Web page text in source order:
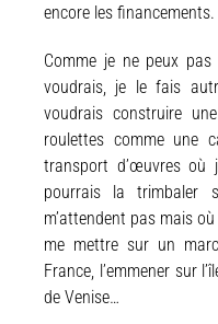
encore les financements.
Comme je ne peux
voudrais, je le fais
voudrais construire
roulettes comme une
transport d’œuvres
pourrais la trimbaler
m’attendent pas mais
me mettre sur un
France, l’emmener sur
de Venise…